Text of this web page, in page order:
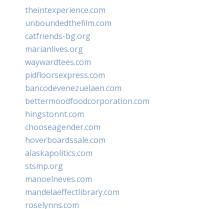
theintexperience.com
unboundedthefilm.com
catfriends-bg.org
marianlives.org
waywardtees.com
pidfloorsexpress.com
bancodevenezuelaen.com
bettermoodfoodcorporation.com
hingstonnt.com
chooseagender.com
hoverboardssale.com
alaskapolitics.com
stsmp.org
manoelneves.com
mandelaeffectlibrary.com
roselynns.com